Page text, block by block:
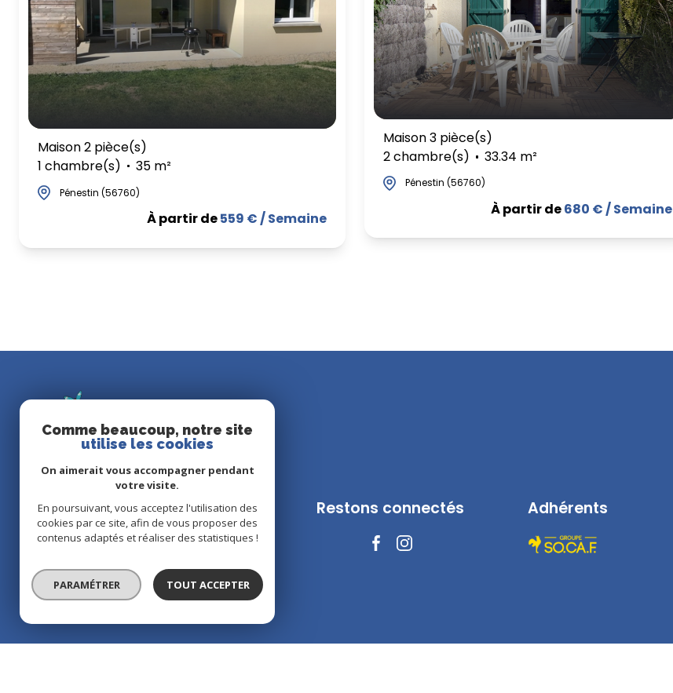
Maison 2 pièce(s)
1 chambre(s)
35 m²
Pénestin (56760)
À partir de559 € / Semaine
Maison 3 pièce(s)
2 chambre(s)
33.34 m²
Pénestin (56760)
À partir de680 € / Semaine
ATLANTIC LITTORAL
contact@atlantic-littoral.com
39 Ter Rue de l'Eglise
Restons connectés Adhérents
Comme beaucoup, notre site
utilise les cookies
On aimerait vous accompagner pendant
votre visite.
En poursuivant, vous acceptez l'utilisation des
cookies par ce site, afin de vous proposer des
contenus adaptés et réaliser des statistiques !
PARAMÉTRER TOUT ACCEPTER